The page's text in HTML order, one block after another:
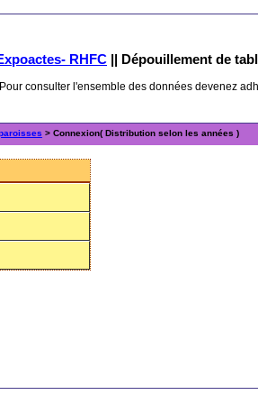
RHFC || Dépouillement de
consulter l'ensemble des données devenez
> Connexion( Distribution selon les années )